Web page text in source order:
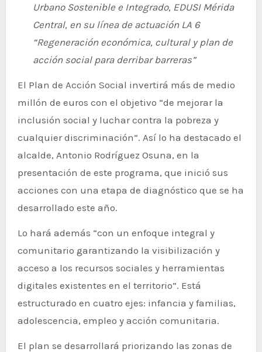
Urbano Sostenible e Integrado, EDUSI Mérida
Central, en su línea de actuación LA 6
“Regeneración económica, cultural y plan de
acción social para derribar barreras”
El Plan de Acción Social invertirá más de medio
millón de euros con el objetivo “de mejorar la
inclusión social y luchar contra la pobreza y
cualquier discriminación”. Así lo ha destacado el
alcalde, Antonio Rodríguez Osuna, en la
presentación de este programa, que inició sus
acciones con una etapa de diagnóstico que se ha
desarrollado este año.
Lo hará además “con un enfoque integral y
comunitario garantizando la visibilización y
acceso a los recursos sociales y herramientas
digitales existentes en el territorio”. Está
estructurado en cuatro ejes: infancia y familias,
adolescencia, empleo y acción comunitaria.
El plan se desarrollará priorizando las zonas de